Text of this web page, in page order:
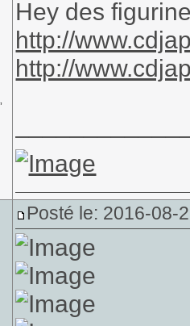
Hey des
http://
http://
Posté le: 2016-08-